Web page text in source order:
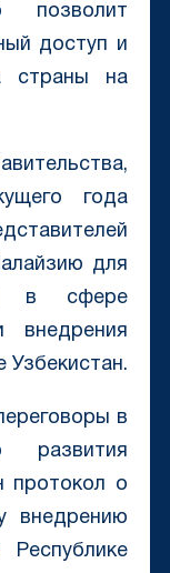
доступ и
страны на
года
для
в сфере
внедрения
Узбекистан.
в
развития
протокол о
внедрению